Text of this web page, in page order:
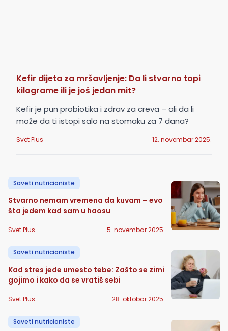
trendovima i praktičnim savetima. Ne
propustite priliku da budete u toku –
ostavite svoj mejl u našem newsletteru i
budite među prvima koji će saznati sve
psihologije i lifestyle-a. Pridružite se našoj
zanimljivim pričama naših kolumnista.
Kefir dijeta za mršavljenje: Da li stvarno topi
kilograme ili je još jedan mit?
Kefir je pun probiotika i zdrav za creva – ali da li
može da ti istopi salo na stomaku za 7 dana?
Svet Plus 12. novembar 2025.
Saveti nutricioniste
Stvarno nemam vremena da kuvam – evo
šta jedem kad sam u haosu
Svet Plus 5. novembar 2025.
Saveti nutricioniste
Kad stres jede umesto tebe: Zašto se zimi
gojimo i kako da se vratiš sebi
Svet Plus 28. oktobar 2025.
Saveti nutricioniste